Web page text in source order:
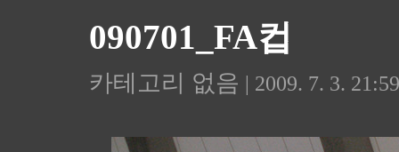
090701_FA컵
카테고리 없음 | 2009. 7. 3. 21:59